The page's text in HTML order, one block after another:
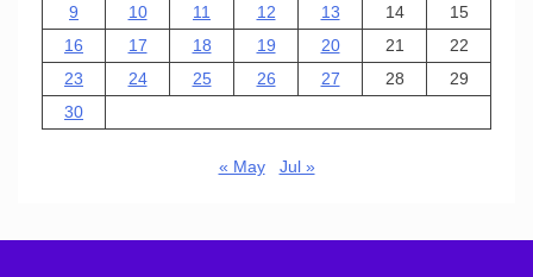
9
10 11 12 13 14
15
16
17 18 19 20 21
22
23
24 25 26 27 28
29
30
« May Jul »